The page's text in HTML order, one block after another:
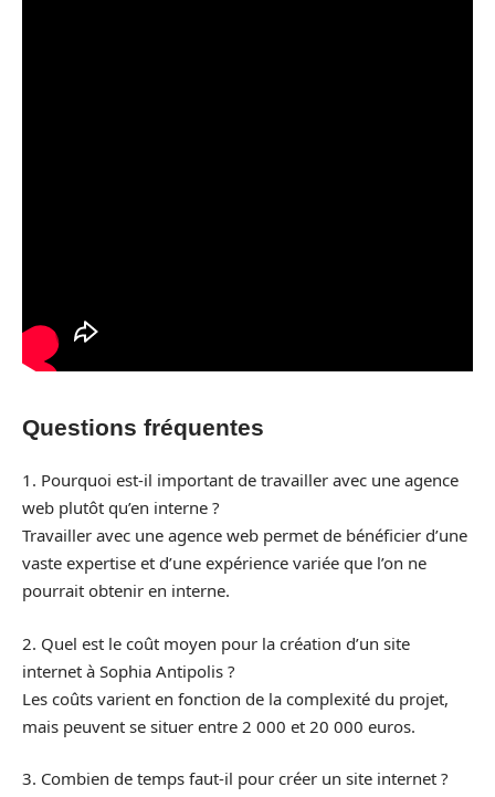
Questions fréquentes
1. Pourquoi est-il important de travailler avec une agence
web plutôt qu’en interne ?
Travailler avec une agence web permet de bénéficier d’une
vaste expertise et d’une expérience variée que l’on ne
pourrait obtenir en interne.
2. Quel est le coût moyen pour la création d’un site
internet à Sophia Antipolis ?
Les coûts varient en fonction de la complexité du projet,
mais peuvent se situer entre 2 000 et 20 000 euros.
3. Combien de temps faut-il pour créer un site internet ?